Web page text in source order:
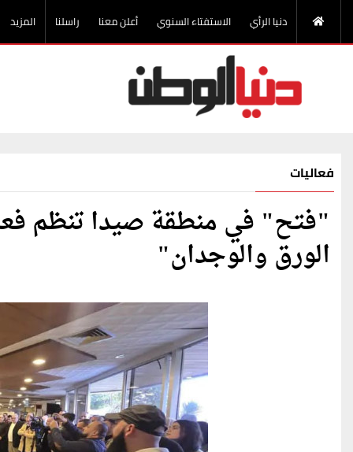
دنيا الرأي الاستفتاء السنوي أعلن معنا راسلنا المزيد
فعاليات
"فتح" في منطقة صيدا تنظم
الورق والوجدان"